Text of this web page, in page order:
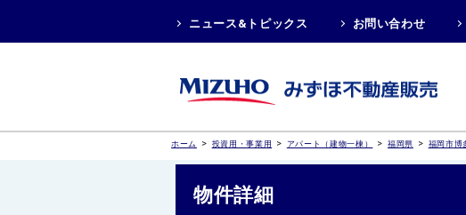
ニュース&トピックス お問い合わせ
ホーム > 投資用・事業用 > アパート（建物一棟） > 福岡県 > 福岡市博
物件詳細